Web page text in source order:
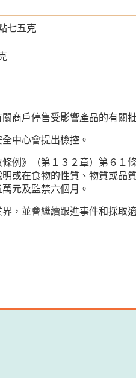
七五克
商戶停售受影響產品的有關
中心會提出檢控。
例》（第１３２章）第６１
或在食物的性質、物質或品
元及監禁六個月。
，並會繼續跟進事件和採取